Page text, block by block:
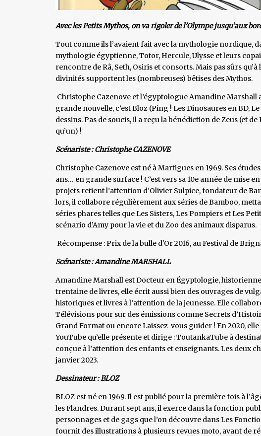
Avec les Petits Mythos, on va rigoler de l’Olympe jusqu’aux
Tout comme ils l’avaient fait avec la mythologie nordique,
mythologie égyptienne, Totor, Hercule, Ulysse et leurs
rencontre de Râ, Seth, Osiris et consorts. Mais pas sûrs
divinités supportent les (nombreuses) bêtises des Mythos.
Christophe Cazenove et l’égyptologue Amandine Marshall
grande nouvelle, c’est Bloz (Ping ! Les Dinosaures en BD,
dessins. Pas de soucis, il a reçu la bénédiction de Zeus (et
qu’un) !
Scénariste : Christophe CAZENOVE
Christophe Cazenove est né à Martigues en 1969. Ses
ans… en grande surface ! C’est vers sa 10e année de mise
projets retient l’attention d’Olivier Sulpice, fondateur de
lors, il collabore régulièrement aux séries de Bamboo,
séries phares telles que Les Sisters, Les Pompiers et Les
scénario d’Amy pour la vie et du Zoo des animaux disparus.
Récompense : Prix de la bulle d'Or 2016, au Festival de
Scénariste : Amandine MARSHALL
Amandine Marshall est Docteur en Égyptologie,
trentaine de livres, elle écrit aussi bien des ouvrages de
historiques et livres à l’attention de la jeunesse. Elle
Télévisions pour sur des émissions comme Secrets
Grand Format ou encore Laissez-vous guider ! En 2020,
YouTube qu’elle présente et dirige : ToutankaTube à
conçue à l’attention des enfants et enseignants. Les deux
janvier 2023.
Dessinateur : BLOZ
BLOZ est né en 1969. Il est publié pour la première fois à
les Flandres. Durant sept ans, il exerce dans la fonction
personnages et de gags que l’on découvre dans Les
fournit des illustrations à plusieurs revues moto, avant de